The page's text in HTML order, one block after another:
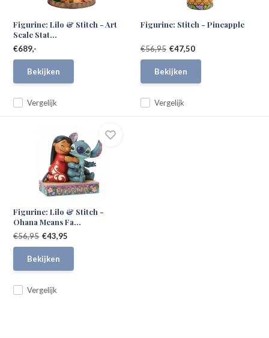
Figurine: Lilo & Stitch - Art
Scale Stat...
Vergelijk
€689,-
Bekijken
Figurine: Stitch - Pineapple
Vergelijk
€56,95 €47,50
Bekijken
Figurine: Lilo & Stitch -
Ohana Means Fa...
Vergelijk
€56,95 €43,95
Bekijken